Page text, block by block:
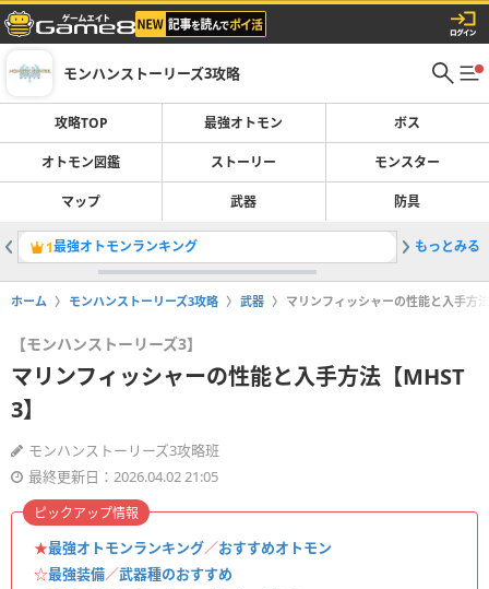
モンハンストーリーズ3攻略
攻略TOP 最強オトモン ボス
オトモン図鑑 ストーリー モンスター
マップ 武器 防具
1最強オトモンランキング 2ネロミ
もっとみる
ホーム モンハンストーリーズ3攻略 武器 マリンフィッシャーの性能と入手方
【モンハンストーリーズ3】
マリンフィッシャーの性能と入手方法【MHST
3】
モンハンストーリーズ3攻略班
最終更新日：2026.04.02 21:05
★最強オトモンランキング／おすすめオトモン
☆最強装備／武器種のおすすめ
ピックアップ情報